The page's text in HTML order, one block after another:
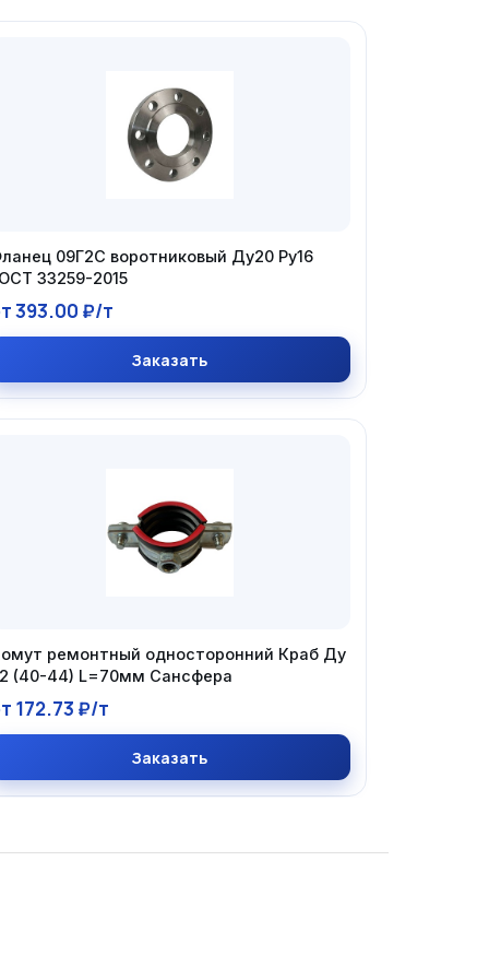
09Г2С воротниковый Ду20 Ру16
33259-2015
393.00 ₽/т
Заказать
ремонтный односторонний Краб Ду
(40-44) L=70мм Сансфера
172.73 ₽/т
Заказать